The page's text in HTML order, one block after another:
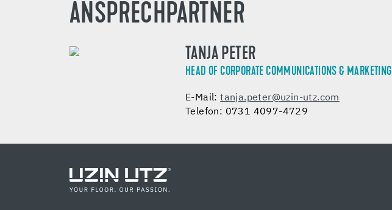
ANSPRECHPARTNER
TANJA PETER
HEAD OF CORPORATE COMMUNICATIONS & MARKETING
E-Mail:tanja.peter@uzin-utz.com
Telefon: 0731 4097-4729